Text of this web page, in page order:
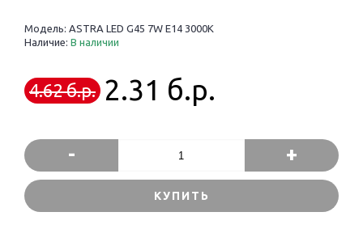
Модель: ASTRA LED G45 7W E14 3000K
Наличие: В наличии
4.62 б.р. 2.31 б.р.
- +
КУПИТЬ